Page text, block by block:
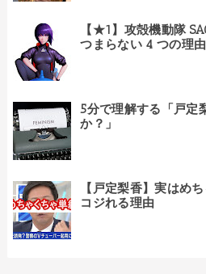
【★1】攻殻機動隊
つまらない 4 つの理由
5分で理解する「戸定
か？」
【戸定梨香】実はめ
コジれる理由